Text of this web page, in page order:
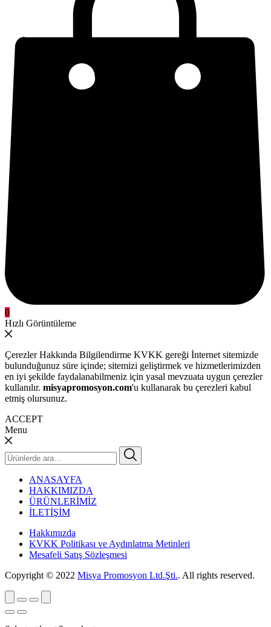
0
Hızlı Görüntüleme
Çerezler Hakkında Bilgilendirme KVKK gereği İnternet sitemizde
bulunduğunuz süre içinde; sitemizi geliştirmek ve hizmetlerimizden
en iyi şekilde faydalanabilmeniz için yasal mevzuata uygun çerezler
kullanılır. misyapromosyon.com'u kullanarak bu çerezleri kabul
etmiş olursunuz.
ACCEPT
Menu
Ara:
ANASAYFA
HAKKIMIZDA
ÜRÜNLERİMİZ
İLETİŞİM
Hakkımızda
KVKK Politikası ve Aydınlatma Metinleri
Mesafeli Satış Sözleşmesi
Copyright © 2022 Misya Promosyon Ltd.Şti.. All rights reserved.